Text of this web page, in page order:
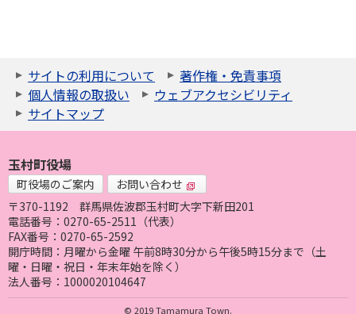
サイトの利用について
著作権・免責事項
個人情報の取扱い
ウェブアクセシビリティ
サイトマップ
玉村町役場
町役場のご案内
お問い合わせ
〒370-1192
群馬県佐波郡玉村町大字下新田201
電話番号：0270-65-2511（代表）
FAX番号：0270-65-2592
開庁時間：月曜から金曜 午前8時30分から午後5時15分まで（土
曜・日曜・祝日・年末年始を除く）
法人番号：1000020104647
© 2019 Tamamura Town.